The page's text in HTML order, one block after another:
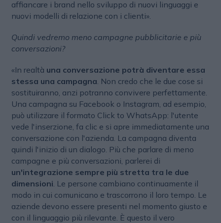
affiancare i brand nello sviluppo di nuovi linguaggi e
nuovi modelli di relazione con i clienti».
Quindi vedremo meno campagne pubblicitarie e più
conversazioni?
«In realtà una conversazione potrà diventare essa
stessa una campagna . Non credo che le due cose si
sostituiranno, anzi potranno convivere perfettamente.
Una campagna su Facebook o Instagram, ad esempio,
può utilizzare il formato Click to WhatsApp: l'utente
vede l'inserzione, fa clic e si apre immediatamente una
conversazione con l'azienda. La campagna diventa
quindi l'inizio di un dialogo. Più che parlare di meno
campagne e più conversazioni, parlerei di
un'integrazione sempre più stretta tra le due
dimensioni . Le persone cambiano continuamente il
modo in cui comunicano e trascorrono il loro tempo. Le
aziende devono essere presenti nel momento giusto e
con il linguaggio più rilevante. È questo il vero